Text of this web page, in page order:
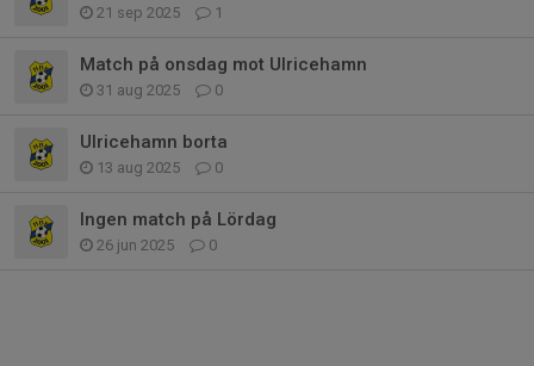
21 sep 2025 1
Match på onsdag mot Ulricehamn
31 aug 2025 0
Ulricehamn borta
13 aug 2025 0
Ingen match på Lördag
26 jun 2025 0